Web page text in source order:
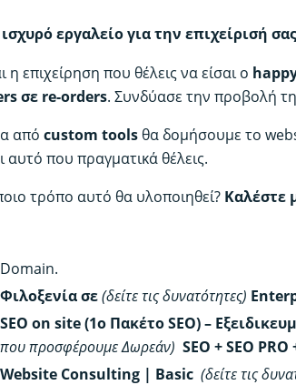
εργαλείο για την επιχείρισή
η επιχείρηση που θέλεις να είσαι ο
σε re-orders. Συνδύασε την προβολή
απόcustom tools θα δομήσουμε το
αυτό που πραγματικά θέλεις.
τρόπο αυτό θα υλοποιηθεί? Καλέστε
Domain.
Φιλοξενία σε(δείτε τις δυνατότητες)
SEO on site (1ο Πακέτο SEO) –
που προσφέρουμε Δωρεάν)SEO + SEO
Website Consulting | Basic(δείτε τις